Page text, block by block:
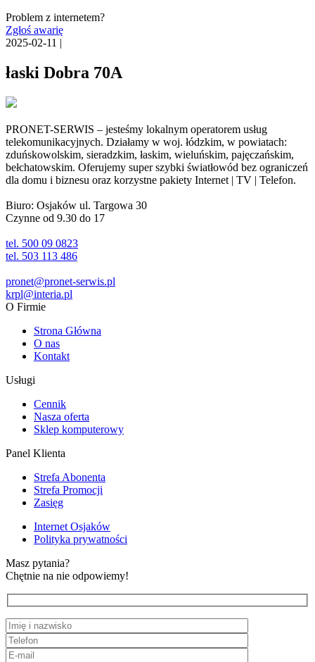
Problem z internetem?
Zgłoś awarię
2025-02-11 |
łaski Dobra 70A
PRONET-SERWIS – jesteśmy lokalnym operatorem usług
telekomunikacyjnych. Działamy w woj. łódzkim, w powiatach:
zduńskowolskim, sieradzkim, łaskim, wieluńskim, pajęczańskim,
bełchatowskim. Oferujemy super szybki światłowód bez ograniczeń
dla domu i biznesu oraz korzystne pakiety Internet | TV | Telefon.
Biuro: Osjaków ul. Targowa 30
Czynne od 9.30 do 17
tel. 500 09 0823
tel. 503 113 486
pronet@pronet-serwis.pl
krpl@interia.pl
O Firmie
Strona Główna
O nas
Kontakt
Usługi
Cennik
Nasza oferta
Sklep komputerowy
Panel Klienta
Strefa Abonenta
Strefa Promocji
Zasięg
Internet Osjaków
Polityka prywatności
Masz pytania?
Chętnie na nie odpowiemy!